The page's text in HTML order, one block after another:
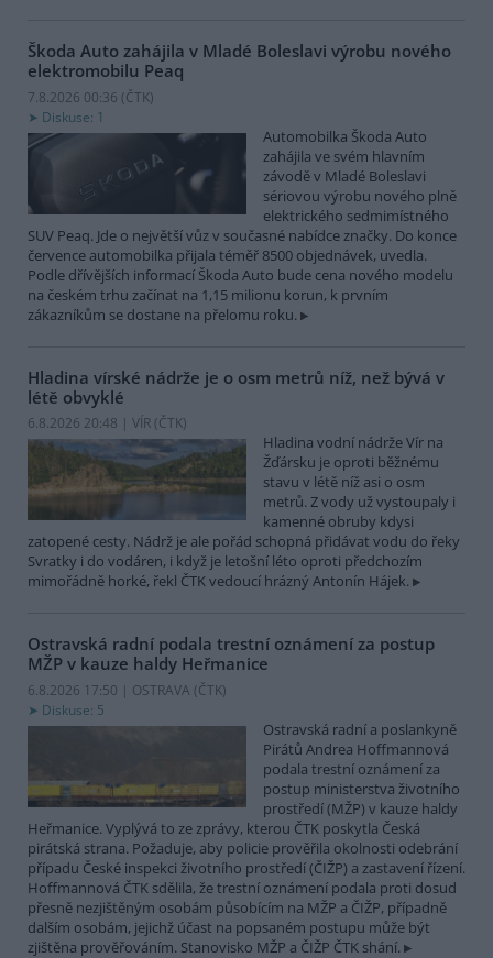
Škoda Auto zahájila v Mladé Boleslavi výrobu nového
elektromobilu Peaq
7.8.2026 00:36 (ČTK)
Diskuse: 1
Automobilka Škoda Auto
zahájila ve svém hlavním
závodě v Mladé Boleslavi
sériovou výrobu nového plně
elektrického sedmimístného
SUV Peaq. Jde o největší vůz v současné nabídce značky. Do konce
července automobilka přijala téměř 8500 objednávek, uvedla.
Podle dřívějších informací Škoda Auto bude cena nového modelu
na českém trhu začínat na 1,15 milionu korun, k prvním
zákazníkům se dostane na přelomu roku.
Hladina vírské nádrže je o osm metrů níž, než bývá v
létě obvyklé
6.8.2026 20:48 | VÍR (ČTK)
Hladina vodní nádrže Vír na
Žďársku je oproti běžnému
stavu v létě níž asi o osm
metrů. Z vody už vystoupaly i
kamenné obruby kdysi
zatopené cesty. Nádrž je ale pořád schopná přidávat vodu do řeky
Svratky i do vodáren, i když je letošní léto oproti předchozím
mimořádně horké, řekl ČTK vedoucí hrázný Antonín Hájek.
Ostravská radní podala trestní oznámení za postup
MŽP v kauze haldy Heřmanice
6.8.2026 17:50 | OSTRAVA (ČTK)
Diskuse: 5
Ostravská radní a poslankyně
Pirátů Andrea Hoffmannová
podala trestní oznámení za
postup ministerstva životního
prostředí (MŽP) v kauze haldy
Heřmanice. Vyplývá to ze zprávy, kterou ČTK poskytla Česká
pirátská strana. Požaduje, aby policie prověřila okolnosti odebrání
případu České inspekci životního prostředí (ČIŽP) a zastavení řízení.
Hoffmannová ČTK sdělila, že trestní oznámení podala proti dosud
přesně nezjištěným osobám působícím na MŽP a ČIŽP, případně
dalším osobám, jejichž účast na popsaném postupu může být
zjištěna prověřováním. Stanovisko MŽP a ČIŽP ČTK shání.